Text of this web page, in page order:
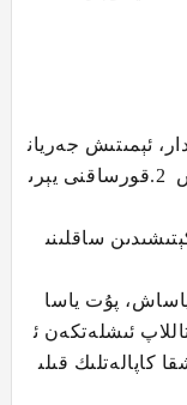
ئېمىتىش جەريان
ىدا: 1. ۋىرۇسقا قارشى دورىلارنى ئىچىش 2.قورساقنى يېرى
ساقلىنى
پۇت ياسا
ئىشلەتكەن ئ
كاپالەتلىك قىلى